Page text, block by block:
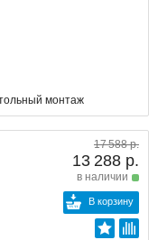
монтаж
17 588 р.
13 288 р.
в наличии
В корзину